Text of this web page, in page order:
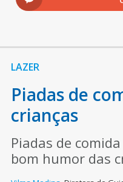
LAZER
Piadas de
crianças
Piadas de
bom humor das